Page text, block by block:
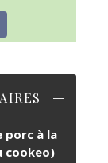
porc à la
cookeo)